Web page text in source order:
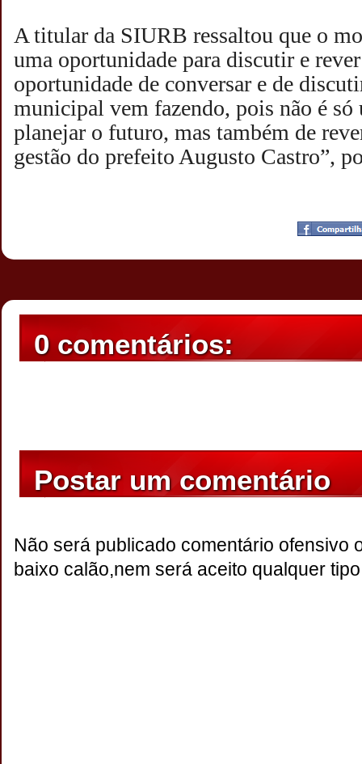
A titular da SIURB ressaltou que o
uma oportunidade para discutir e
oportunidade de conversar e de
municipal vem fazendo, pois não é só
planejar o futuro, mas também de
gestão do prefeito Augusto Castro”,
19:44
0 comentários:
Postar um comentário
Não será publicado comentário ofensivo
baixo calão,nem será aceito qualquer